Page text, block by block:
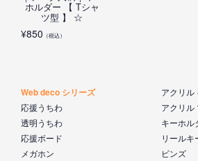
ホルダー 【 Tシャ
ツ型 】 ☆
¥850 （税込）
Web deco シリーズ
応援うちわ
透明うちわ
応援ボード
メガホン
アクリル
アクリル
キーホル
リールキ
ピンズ